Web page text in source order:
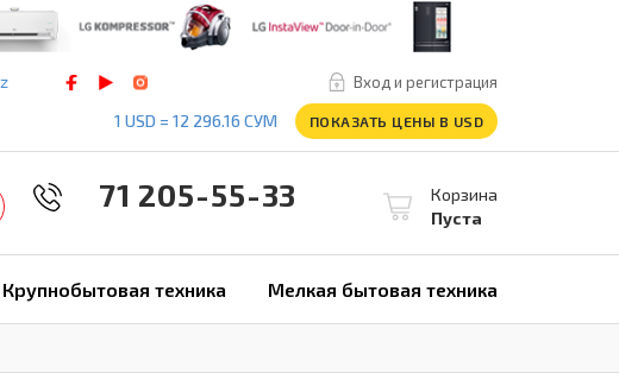
Вход и регистрация
1 USD = 12 296.16 СУМ
ПОКАЗАТЬ ЦЕНЫ В USD
Корзина
Пуста
71 205-55-33
Крупнобытовая техника Мелкая бытовая техника